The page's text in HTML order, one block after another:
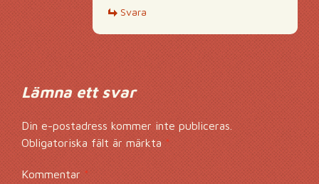
Svara
Lämna ett svar
Din e-postadress kommer inte publiceras.
Obligatoriska fält är märkta*
Kommentar *